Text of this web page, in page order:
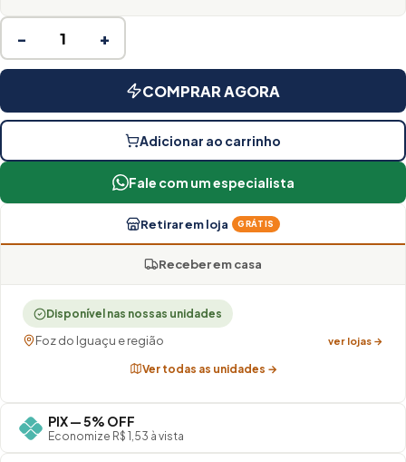
− +
COMPRAR AGORA
Adicionar ao carrinho
Fale com um especialista
Retirar em loja GRÁTIS
Receber em casa
Disponível nas nossas unidades
Foz do Iguaçu e região ver lojas →
Ver todas as unidades →
PIX — 5% OFF
Economize R$ 1,53 à vista